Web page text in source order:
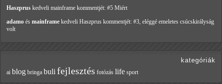
Haszprus kedveli mainframe kommentjét: #5 Miért
adamo és mainframe kedveli Haszprus kommentjét: #3, eléggé emeletes csúcskirályság
volt
kategóriák
ai blog bringa buli fejlesztés fotózás life sport